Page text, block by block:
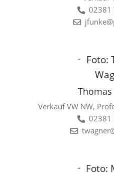
02381
Verkauf VW NW,
02381